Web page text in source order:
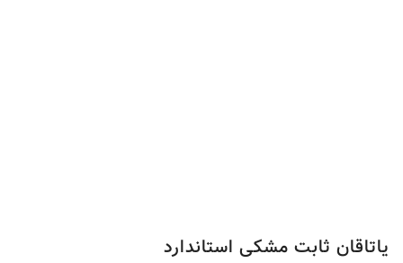
یاتاقان ثابت مشکی استاندارد